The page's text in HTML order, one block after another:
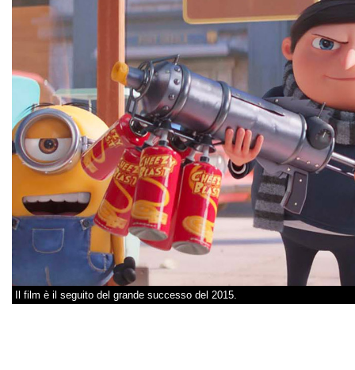
Il film è il seguito del grande successo del 2015.